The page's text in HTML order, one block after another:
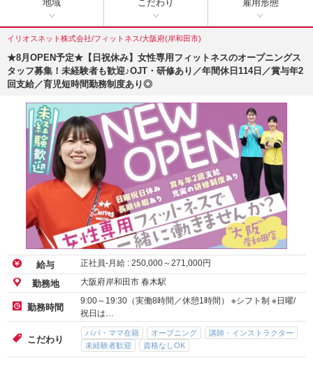
地域 こだわり 雇用形態
イリオスネット株式会社/フィットネス/大阪府(岸和田市)
★8月OPEN予定★【日祝休み】女性専用フィットネスのオープニングス
タッフ募集！未経験者も歓迎♪OJT・研修あり／年間休日114日／賞与年2
回支給／育児短時間勤務制度あり◎
給与 正社員-月給 : 250,000～271,000円
勤務地 大阪府岸和田市 春木駅
勤務時間
9:00～19:30（実働8時間／休憩1時間） ※シフト制 ※日曜/
祝日は…
こだわり
パパ・ママ在籍 オープニング
講師・インストラクター
未経験者歓迎
資格なしOK